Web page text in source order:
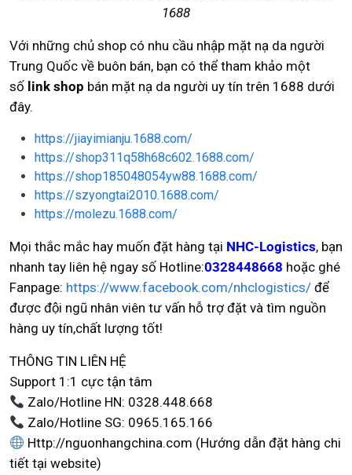
1688
Với những chủ shop có nhu cầu nhập mặt nạ da người
Trung Quốc về buôn bán, bạn có thể tham khảo một
số link shop bán mặt nạ da người uy tín trên 1688 dưới
đây.
https://jiayimianju.1688.com/
https://shop311q58h68c602.1688.com/
https://shop185048054yw88.1688.com/
https://szyongtai2010.1688.com/
https://molezu.1688.com/
Mọi thắc mắc hay muốn đặt hàng tại NHC-Logistics, bạn
nhanh tay liên hệ ngay số Hotline:0328448668 hoặc ghé
Fanpage: https://www.facebook.com/nhclogistics/ để
được đội ngũ nhân viên tư vấn hỗ trợ đặt và tìm nguồn
hàng uy tín,chất lượng tốt!
THÔNG TIN LIÊN HỆ
Support 1:1 cực tận tâm
Zalo/Hotline HN: 0328.448.668
Zalo/Hotline SG: 0965.165.166
Http://nguonhangchina.com (Hướng dẫn đặt hàng chi
tiết tại website)